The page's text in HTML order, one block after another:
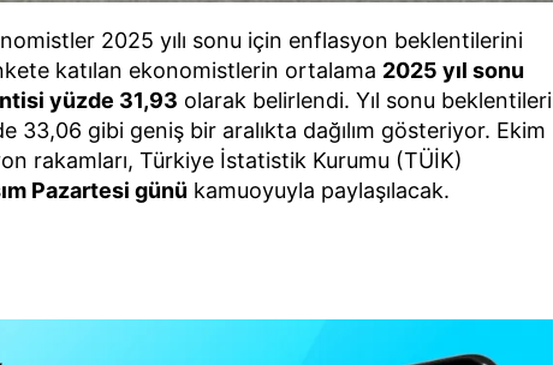
2025 yılı sonu için enflasyon beklentilerini
katılan ekonomistlerin ortalama 2025 yıl sonu
yüzde 31,93 olarak belirlendi. Yıl sonu beklentileri
33,06 gibi geniş bir aralıkta dağılım gösteriyor. Ekim
rakamları, Türkiye İstatistik Kurumu (TÜİK)
Pazartesi günü kamuoyuyla paylaşılacak.